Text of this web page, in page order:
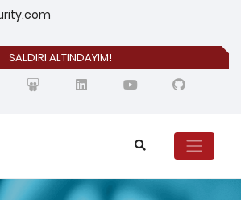
SALDIRI ALTINDAYIM!